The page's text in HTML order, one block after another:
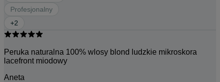
Profesjonalny
+2
Peruka naturalna 100% wlosy blond ludzkie mikroskora
lacefront miodowy
Aneta